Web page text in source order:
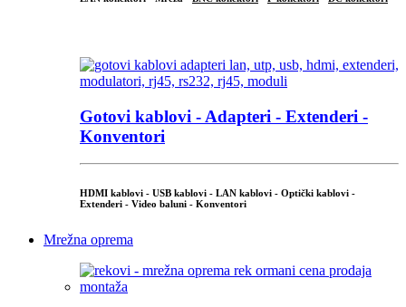
Gotovi kablovi - Adapteri - Extenderi -
Konventori
HDMI kablovi - USB kablovi - LAN kablovi - Optički kablovi -
Extenderi - Video baluni - Konventori
Mrežna oprema